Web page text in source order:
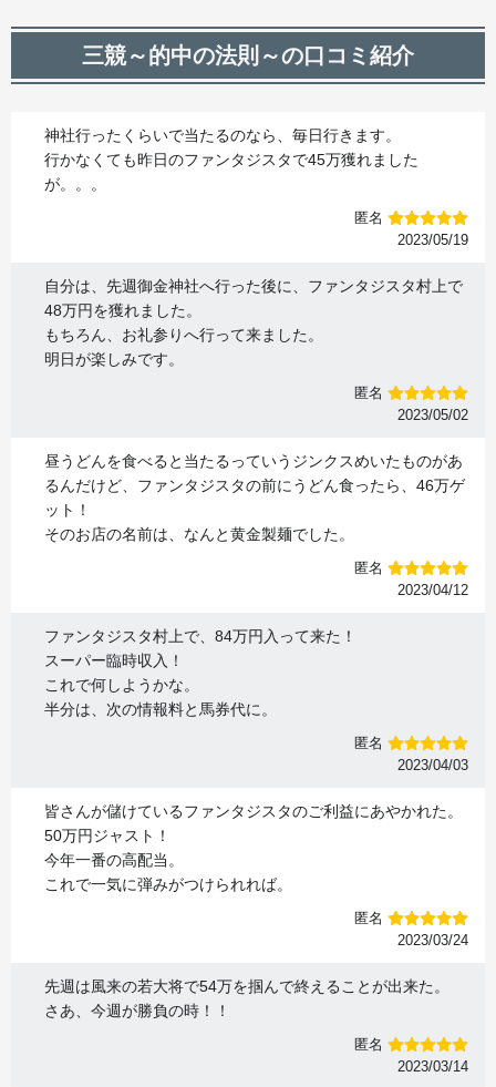
三競～的中の法則～の口コミ紹介
神社行ったくらいで当たるのなら、毎日行きます。
行かなくても昨日のファンタジスタで45万獲れました
が。。。
匿名
2023/05/19
自分は、先週御金神社へ行った後に、ファンタジスタ村上で
48万円を獲れました。
もちろん、お礼参りへ行って来ました。
明日が楽しみです。
匿名
2023/05/02
昼うどんを食べると当たるっていうジンクスめいたものがあ
るんだけど、ファンタジスタの前にうどん食ったら、46万ゲ
ット！
そのお店の名前は、なんと黄金製麺でした。
匿名
2023/04/12
ファンタジスタ村上で、84万円入って来た！
スーパー臨時収入！
これで何しようかな。
半分は、次の情報料と馬券代に。
匿名
2023/04/03
皆さんが儲けているファンタジスタのご利益にあやかれた。
50万円ジャスト！
今年一番の高配当。
これで一気に弾みがつけられれば。
匿名
2023/03/24
先週は風来の若大将で54万を掴んで終えることが出来た。
さあ、今週が勝負の時！！
匿名
2023/03/14